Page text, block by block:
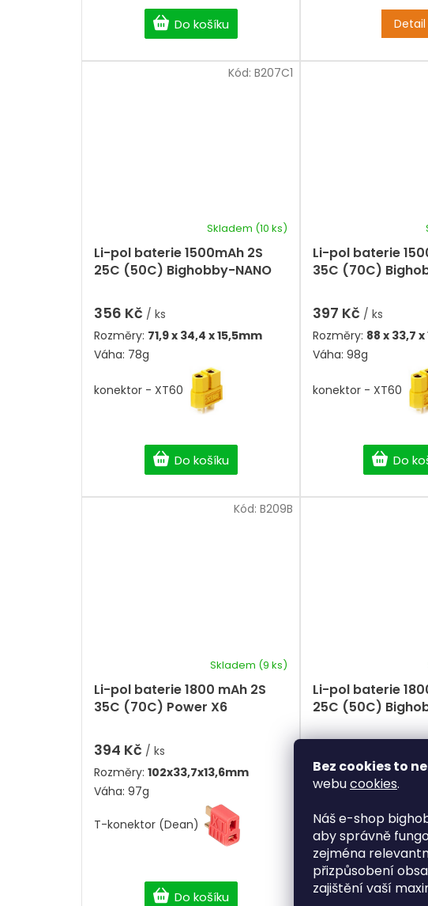
Bez cookies to
webucookies.
Náš e-shop
aby správně
zejména
přizpůsobení
zajištění vaší
Do košíku Detail
Li-pol baterie 1500mAh 2S
25C (50C) Bighobby-NANO
hodnocení
produktu
je
z
hvězdiček.
Skladem (10 ks)
356 Kč / ks
Do košíku
Rozměry: 71,9 x 34,4 x 15,5mm
Váha: 78g
konektor - XT60
Kód: B207C1
Li-pol baterie
35C (70C)
397 Kč / ks
Do
Rozměry: 88 x 33,7
Váha: 98g
konektor - XT60
Li-pol baterie 1800 mAh 2S
35C (70C) Power X6
Skladem (9 ks)
394 Kč / ks
Do košíku
Rozměry: 102x33,7x13,6mm
Váha: 97g
T-konektor (Dean)
Kód: B209B
Li-pol baterie
25C (50C)
Do
Rozměry:104,9 x
Váha: 107g
konektor - XT60